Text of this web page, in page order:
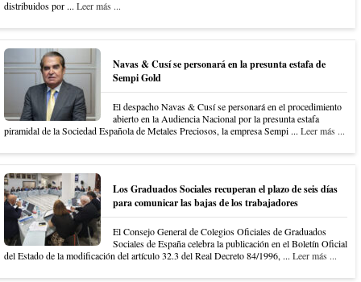
distribuidos por ... Leer más ...
Navas & Cusí se personará en la presunta estafa de
Sempi Gold
El despacho Navas & Cusí se personará en el procedimiento
abierto en la Audiencia Nacional por la presunta estafa
piramidal de la Sociedad Española de Metales Preciosos, la empresa Sempi ... Leer más ...
Los Graduados Sociales recuperan el plazo de seis días
para comunicar las bajas de los trabajadores
El Consejo General de Colegios Oficiales de Graduados
Sociales de España celebra la publicación en el Boletín Oficial
del Estado de la modificación del artículo 32.3 del Real Decreto 84/1996, ... Leer más ...